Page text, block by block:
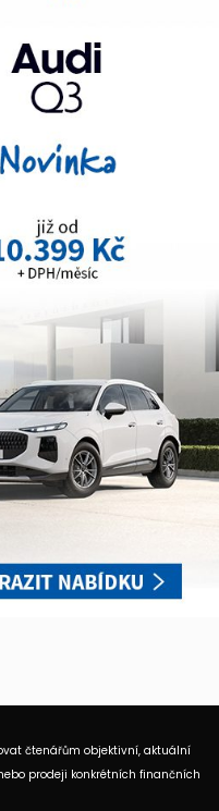
čtenářům objektivní, aktuální
prodeji konkrétních finančních